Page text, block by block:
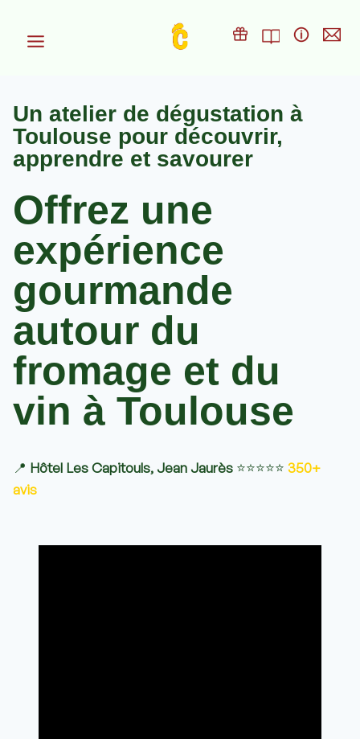
Un atelier de dégustation à
Toulouse pour découvrir,
apprendre et savourer
Offrez une
expérience
gourmande
autour du
fromage et du
vin à Toulouse
📍 Hôtel Les Capitouls, Jean Jaurès ⭐​⭐​⭐​⭐​⭐​ 350+
avis